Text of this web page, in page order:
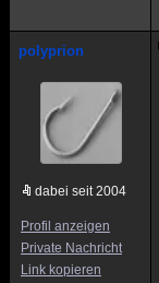
polyprion
dabei seit 2004
Profil anzeigen
Private Nachricht
Link kopieren